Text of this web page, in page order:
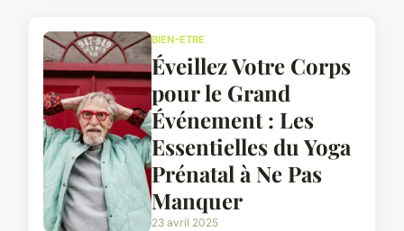
BIEN-ETRE
Éveillez Votre Corps
pour le Grand
Événement : Les
Essentielles du Yoga
Prénatal à Ne Pas
Manquer
23 avril 2025